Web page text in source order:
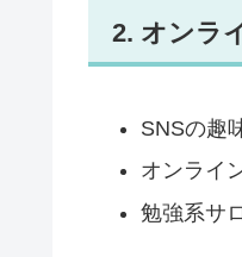
2. オンラ
SNSの趣
オンライ
勉強系サ